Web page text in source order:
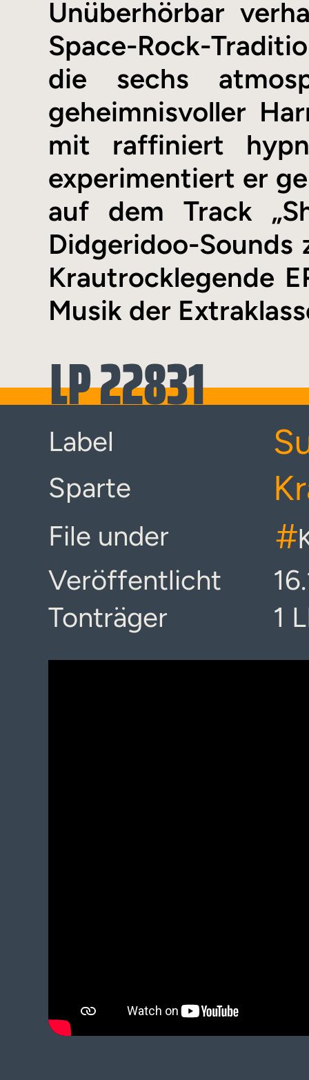
Unüberhörbar
Space-Rock-
die sechs
geheimnisvoller
mit raffiniert
experimentiert er
auf dem Track
Didgeridoo-Sounds
Krautrocklegende
Musik der
LP 22831
Label
Sparte
File under #
Veröffentlicht
Tonträger
1